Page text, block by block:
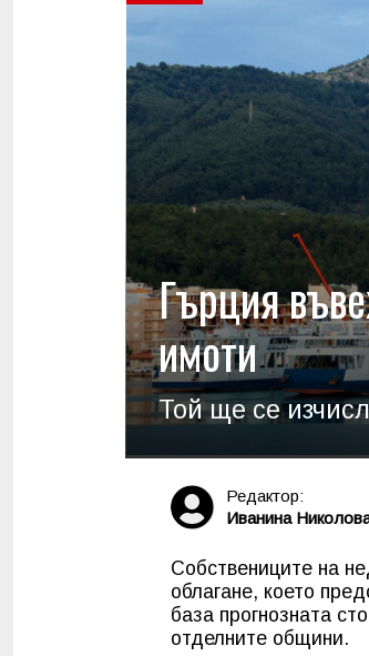
Гърция
имоти
Той ще се
Редактор:
Иванина
Собствениците на
облагане, което
база прогнозната
отделните общини.